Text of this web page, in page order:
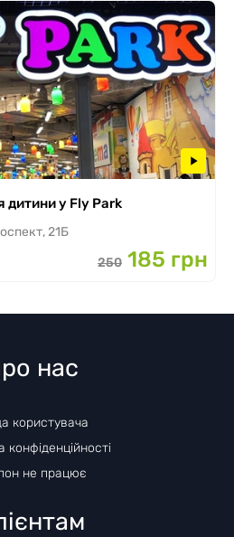
дитини у Fly Park
21Б
250 185 грн
нас
користувача
конфіденційності
не працює